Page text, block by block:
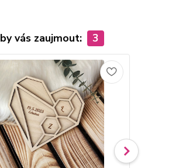
vás zaujmout: 3